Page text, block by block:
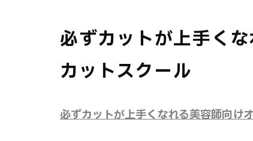
必ずカットが上手く
カットスクール
必ずカットが上手くなれる美容師向け